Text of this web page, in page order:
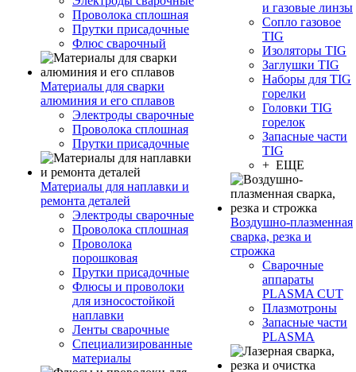
Проволока сплошная
Прутки присадочные
Флюс сварочный
Материалы для сварки
алюминия и его сплавов
Электроды сварочные
Проволока сплошная
Прутки присадочные
Материалы для наплавки и
ремонта деталей
Электроды сварочные
Проволока сплошная
Проволока
порошковая
Прутки присадочные
Флюсы и проволоки
для износостойкой
наплавки
Ленты сварочные
Специализированные
материалы
и газовые линзы
Сопло газовое
TIG
Изоляторы TIG
Заглушки TIG
Наборы для TIG
горелки
Головки TIG
горелок
Запасные части
TIG
+ ЕЩЕ
Воздушно-плазменная
сварка, резка и
строжка
Сварочные
аппараты
PLASMA CUT
Плазмотроны
Запасные части
PLASMA